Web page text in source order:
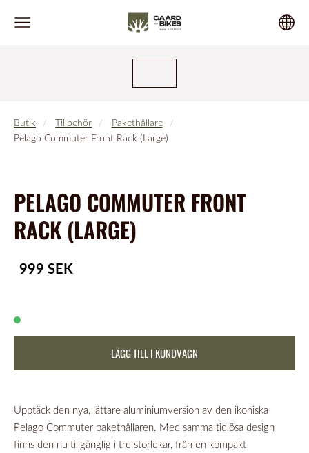
Butik Tillbehör
Pakethållare
Pelago Commuter Front Rack (Large)
PELAGO COMMUTER FRONT
RACK (LARGE)
999 SEK
LÄGG TILL I KUNDVAGN
Upptäck den nya, lättare aluminiumversion av den ikoniska
Pelago Commuter pakethållaren. Med samma tidlösa design
finns den nu tillgänglig i tre storlekar, från en kompakt